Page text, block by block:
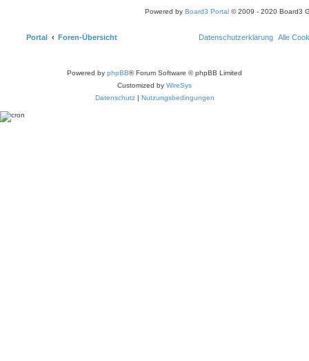
Powered by Board3 Portal © 2009 - 2020 Board3
Portal Foren-Übersicht Alle
Datenschutzerklärung
Powered by phpBB® Forum Software © phpBB Limited
Customized by WireSys
Datenschutz| Nutzungsbedingungen